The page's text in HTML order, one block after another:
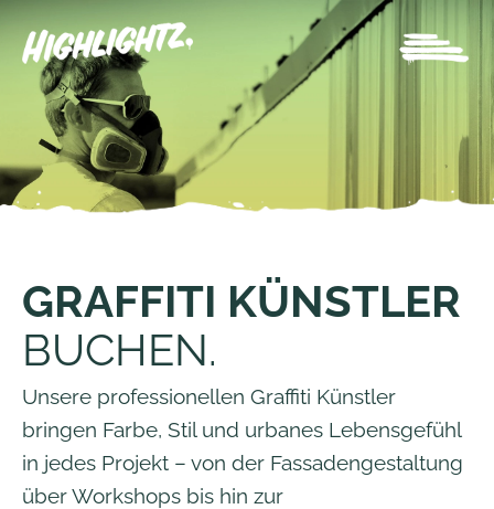
GRAFFITI KÜNSTLER
BUCHEN.
Unsere professionellen Graffiti Künstler
bringen Farbe, Stil und urbanes Lebensgefühl
in jedes Projekt – von der Fassadengestaltung
über Workshops bis hin zur